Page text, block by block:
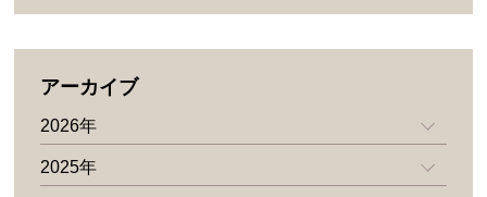
アーカイブ
2026年
2025年